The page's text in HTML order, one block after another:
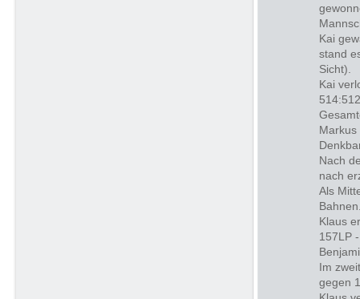
Kai
stand
Sicht).
Kai
Nach
nach
Als
Klaus
157LP
Im
gegen